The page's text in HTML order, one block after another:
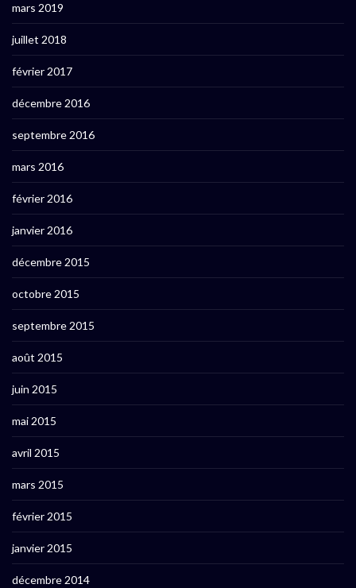
mars 2019
juillet 2018
février 2017
décembre 2016
septembre 2016
mars 2016
février 2016
janvier 2016
décembre 2015
octobre 2015
septembre 2015
août 2015
juin 2015
mai 2015
avril 2015
mars 2015
février 2015
janvier 2015
décembre 2014